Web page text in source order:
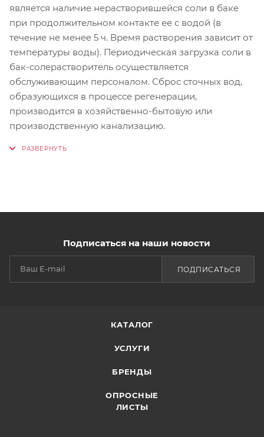
является наличие нерастворившейся соли в баке
при продолжительном контакте ее с водой (в
течение не менее 5 ч. Время растворения зависит от
температуры воды). Периодическая загрузка соли в
бак-солерастворитель осуществляется
обслуживающим персоналом. Сброс сточных вод,
образующихся в процессе регенерации,
производится в хозяйственно-бытовую или
производственную канализацию.
Подписаться на наши новости
ПОДПИСАТЬСЯ
КАТАЛОГ
УСЛУГИ
БРЕНДЫ
ОПРОСНЫЕ
ЛИСТЫ